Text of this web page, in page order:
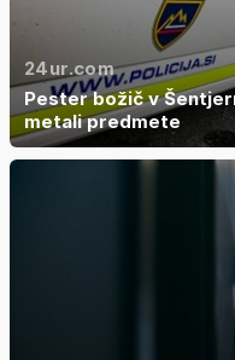
24ur.com
Pester božič v
metali predmete